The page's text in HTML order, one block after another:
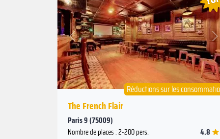
Précédent
Suivant
Réductions sur les
The French Flair
Paris 9 (75009)
Nombre de places : 2-200 pers. 4.8